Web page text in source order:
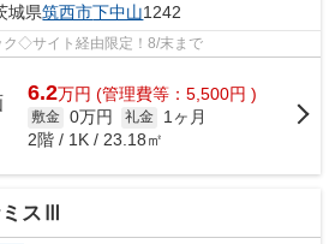
城県筑西市下中山1242
◇サイト経由限定！8/末まで
6.2万円 (管理費等：5,500円 )
敷金 0万円 礼金
1ヶ月
2階 / 1K / 23.18㎡
スⅢ